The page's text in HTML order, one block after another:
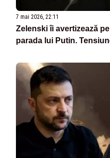
7 mai 2026, 22:11
Zelenski îi avertizează
parada lui Putin.